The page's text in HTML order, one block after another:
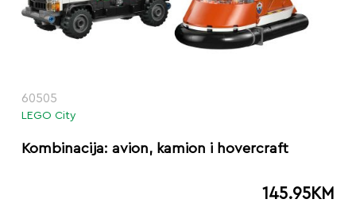
60505
LEGO City
Kombinacija: avion, kamion i hovercraft
145.95KM